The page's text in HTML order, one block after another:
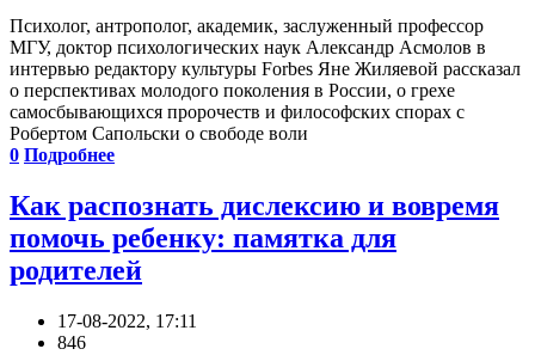
Психолог, антрополог, академик, заслуженный профессор
МГУ, доктор психологических наук Александр Асмолов в
интервью редактору культуры Forbes Яне Жиляевой рассказал
о перспективах молодого поколения в России, о грехе
самосбывающихся пророчеств и философских спорах с
Робертом Сапольски о свободе воли
0 Подробнее
Как распознать дислексию и вовремя
помочь ребенку: памятка для
родителей
17-08-2022, 17:11
846